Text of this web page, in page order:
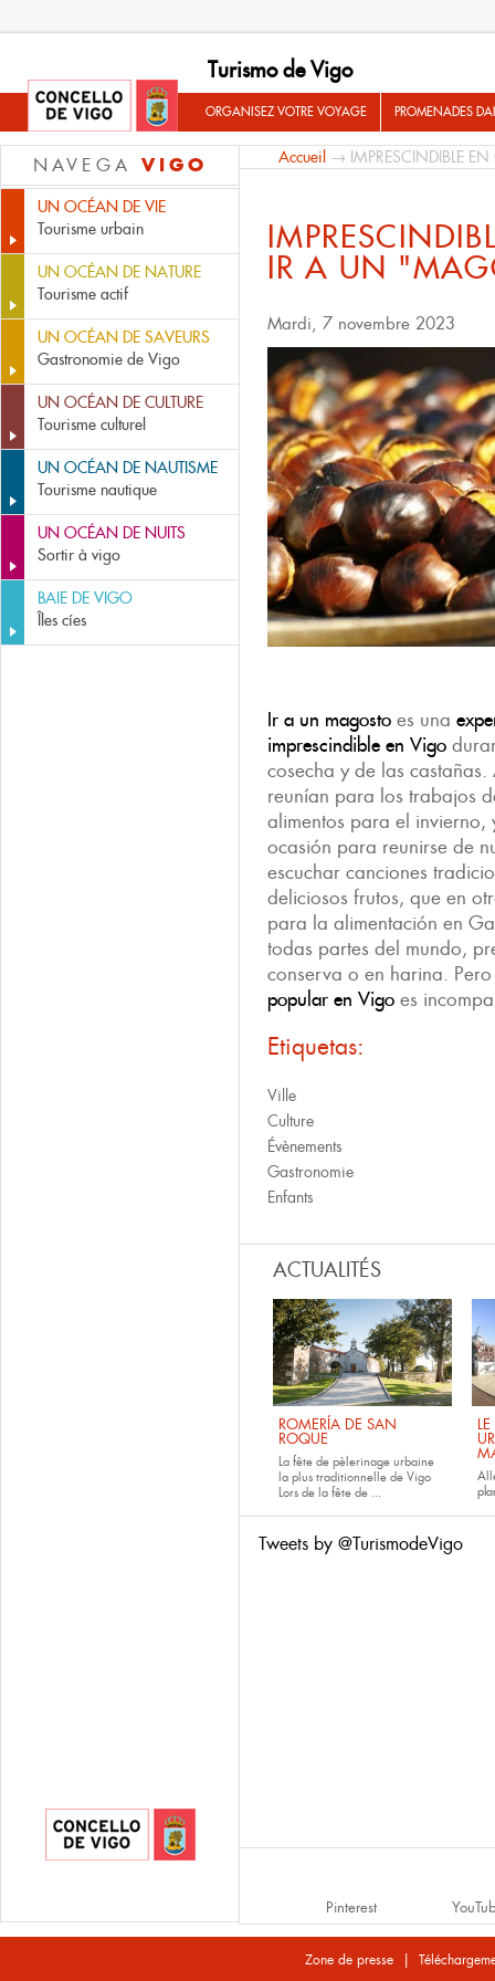
Turismo de Vigo
ORGANISEZ VOTRE VOYAGE PROMENADES
NAVEGA VIGO
UN OCÉAN DE VIE
Tourisme urbain
UN OCÉAN DE NATURE
Tourisme actif
UN OCÉAN DE SAVEURS
Gastronomie de Vigo
UN OCÉAN DE CULTURE
Tourisme culturel
UN OCÉAN DE NAUTISME
Tourisme nautique
UN OCÉAN DE NUITS
Sortir à vigo
BAIE DE VIGO
Îles cíes
Accueil → IMPRESCINDIBLE
IR A UN
Mardi, 7 novembre 2023
Ir a un magosto es una
imprescindible en Vigo
cosecha y de las
reunían para los trabajos
alimentos para el invierno,
ocasión para reunirse de
escuchar canciones
deliciosos frutos, que en
para la alimentación en
todas partes del mundo,
conserva o en harina.
popular en Vigo es
Etiquetas:
Ville
Culture
Évènements
Gastronomie
Enfants
ACTUALITÉS
ROMERÍA DE SAN
ROQUE
La fête de pèlerinage urbaine
la plus traditionnelle de Vigo
Lors de la fête de ...
Tweets by @TurismodeVigo
Pinterest
Zone de presse |